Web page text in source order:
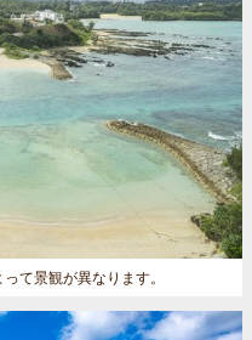
て景観が異なります。